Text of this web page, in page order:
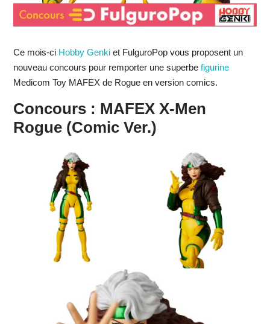
Ce mois-ci Hobby Genki et FulguroPop vous proposent un
nouveau concours pour remporter une superbe figurine
Medicom Toy MAFEX de Rogue en version comics.
Concours : MAFEX X-Men
Rogue (Comic Ver.)